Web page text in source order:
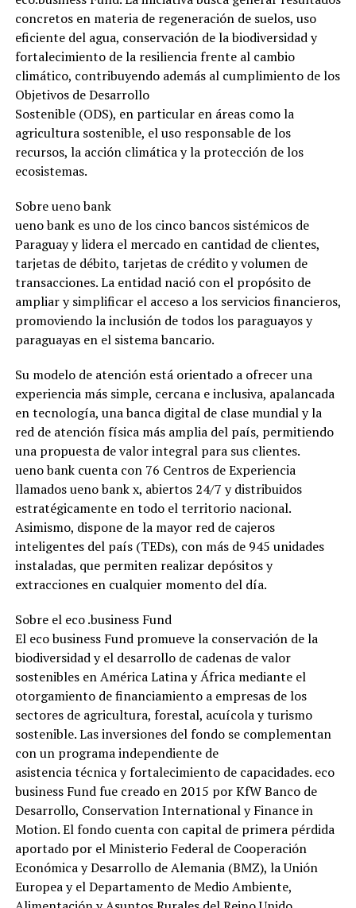
concretos en materia de regeneración de suelos, uso
eficiente del agua, conservación de la biodiversidad y
fortalecimiento de la resiliencia frente al cambio
climático, contribuyendo además al cumplimiento de los
Objetivos de Desarrollo
Sostenible (ODS), en particular en áreas como la
agricultura sostenible, el uso responsable de los
recursos, la acción climática y la protección de los
ecosistemas.
Sobre ueno bank
ueno bank es uno de los cinco bancos sistémicos de
Paraguay y lidera el mercado en cantidad de clientes,
tarjetas de débito, tarjetas de crédito y volumen de
transacciones. La entidad nació con el propósito de
ampliar y simplificar el acceso a los servicios financieros,
promoviendo la inclusión de todos los paraguayos y
paraguayas en el sistema bancario.
Su modelo de atención está orientado a ofrecer una
experiencia más simple, cercana e inclusiva, apalancada
en tecnología, una banca digital de clase mundial y la
red de atención física más amplia del país, permitiendo
una propuesta de valor integral para sus clientes.
ueno bank cuenta con 76 Centros de Experiencia
llamados ueno bank x, abiertos 24/7 y distribuidos
estratégicamente en todo el territorio nacional.
Asimismo, dispone de la mayor red de cajeros
inteligentes del país (TEDs), con más de 945 unidades
instaladas, que permiten realizar depósitos y
extracciones en cualquier momento del día.
Sobre el eco .business Fund
El eco business Fund promueve la conservación de la
biodiversidad y el desarrollo de cadenas de valor
sostenibles en América Latina y África mediante el
otorgamiento de financiamiento a empresas de los
sectores de agricultura, forestal, acuícola y turismo
sostenible. Las inversiones del fondo se complementan
con un programa independiente de
asistencia técnica y fortalecimiento de capacidades. eco
business Fund fue creado en 2015 por KfW Banco de
Desarrollo, Conservation International y Finance in
Motion. El fondo cuenta con capital de primera pérdida
aportado por el Ministerio Federal de Cooperación
Económica y Desarrollo de Alemania (BMZ), la Unión
Europea y el Departamento de Medio Ambiente,